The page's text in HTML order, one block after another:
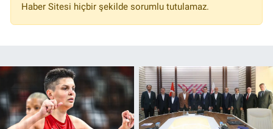
Haber Sitesi hiçbir şekilde sorumlu tutulamaz.